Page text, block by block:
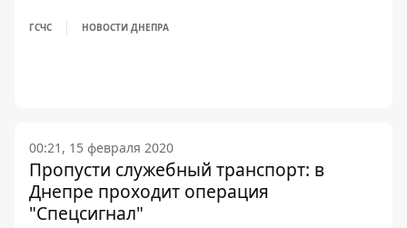
ГСЧС НОВОСТИ ДНЕПРА
00:21, 15 февраля 2020
Пропусти служебный транспорт: в
Днепре проходит операция
"Спецсигнал"